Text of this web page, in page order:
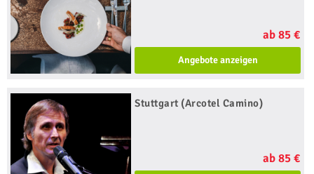
ab 85 €
Angebote anzeigen
Stuttgart (Arcotel Camino)
ab 85 €